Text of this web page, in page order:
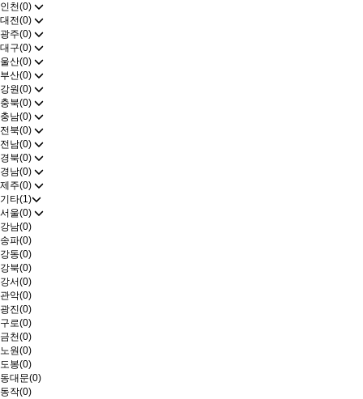
인천(0)
대전(0)
광주(0)
대구(0)
울산(0)
부산(0)
강원(0)
충북(0)
충남(0)
전북(0)
전남(0)
경북(0)
경남(0)
제주(0)
기타(1)
서울(0)
강남(0)
송파(0)
강동(0)
강북(0)
강서(0)
관악(0)
광진(0)
구로(0)
금천(0)
노원(0)
도봉(0)
동대문(0)
동작(0)